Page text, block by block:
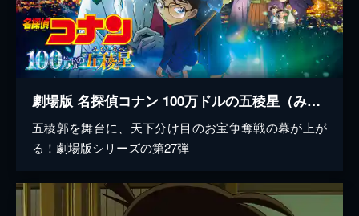
劇場版 名探偵コナン 100万ドルの五稜星（みちしるべ）
五稜郭を舞台に、天下分け目のお宝争奪戦の幕が上が
る！劇場版シリーズの第27弾